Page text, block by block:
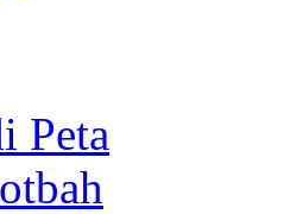
Peta